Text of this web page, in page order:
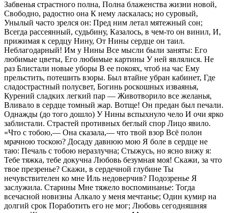
Забвенья страстного полна, Полна блаженства жизни новой,
Свободно, радостно она К нему ласкалась; но суровый,
Унылый часто зрелся он: Пред ним летал мятежный сон;
Всегда рассеянный, судьбину, Казалось, в чем-то он винил, И,
прижимая к сердцу Нину, От Нины сердце он таил.
Неблагодарный! Им у Нины Все мысли были заняты: Его
любимые цветы, Его любимые картины У ней являлися. Не
раз Блистали новые уборы В ее покоях, чтоб на час Ему
прельстить, потешить взоры. Был втайне убран кабинет, Где
сладострастный полусвет, Богинь роскошных изваянья,
Курений сладких легкий пар — Животворило все желанья,
Вливало в сердце томный жар. Вотще! Он предан был печали.
Однажды (до того дошло) У Нины вспыхнуло чело И очи ярко
заблистали. Страстей противных беглый спор Лицо явило.
«Что с тобою,— Она сказала,— что твой взор Всё полон
мрачною тоскою? Досаду давнюю мою Я боле в сердце не
таю: Печаль с тобою неразлучна; Стыжусь, но ясно вижу я:
Тебе тяжка, тебе докучна Любовь безумная моя! Скажи, за что
твое презренье? Скажи, в сердечной глубине Ты
нечувствителен ко мне Иль недоверчив? Подозренье Я
заслужила. Старины Мне тяжело воспоминанье: Тогда
всечасной новизны Алкало у меня мечтанье; Один кумир на
долгий срок Поработить его не мог; Любовь сегодняшняя